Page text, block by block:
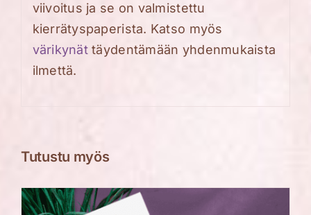
viivoitus ja se on valmistettu
kierrätyspaperista. Katso myös
värikynättäydentämään yhdenmukaista
ilmettä.
Tutustu myös